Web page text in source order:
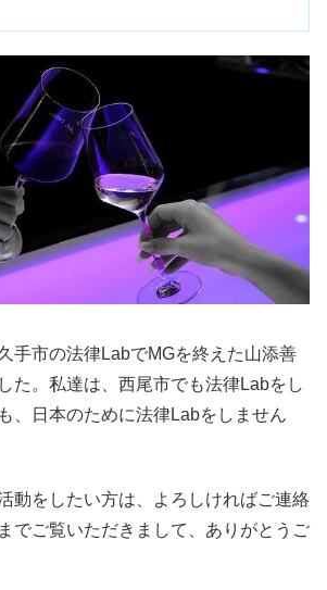
手市の法律LabでMGを終えた山添善
た。私達は、西尾市でも法律Labをし
、日本のために法律Labをしません
動をしたい方は、よろしければご連絡
でご覧いただきまして、ありがとうご